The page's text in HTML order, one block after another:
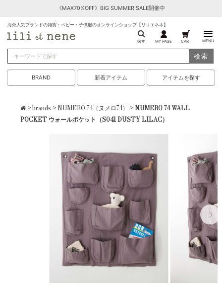
《MAX70%OFF》BIG SUMMER SALE開催中
海外人気ブランドの雑貨・ベビー・子供服のオンラインショップ【リリエネネ】
探す MY PAGE CART MENU
検索
BRAND 新着アイテム アイテムを探す
>brands > NUMERO 74（ヌメロ74） > NUMERO 74 WALL
POCKET ウォールポケット（S041 DUSTY LILAC）